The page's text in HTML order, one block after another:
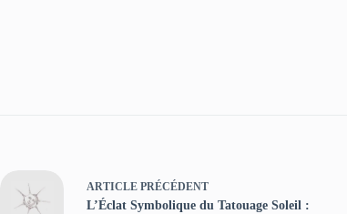
ARTICLE PRÉCÉDENT
L’Éclat Symbolique du Tatouage Soleil :